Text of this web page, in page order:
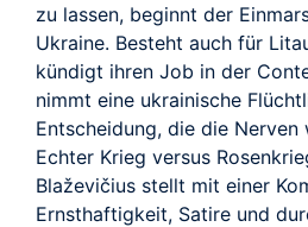
zu lassen, beginnt der
Ukraine. Besteht auch für
kündigt ihren Job in der
nimmt eine ukrainische
Entscheidung, die die Nerven
Echter Krieg versus
Blaževičius stellt mit einer
Ernsthaftigkeit, Satire und